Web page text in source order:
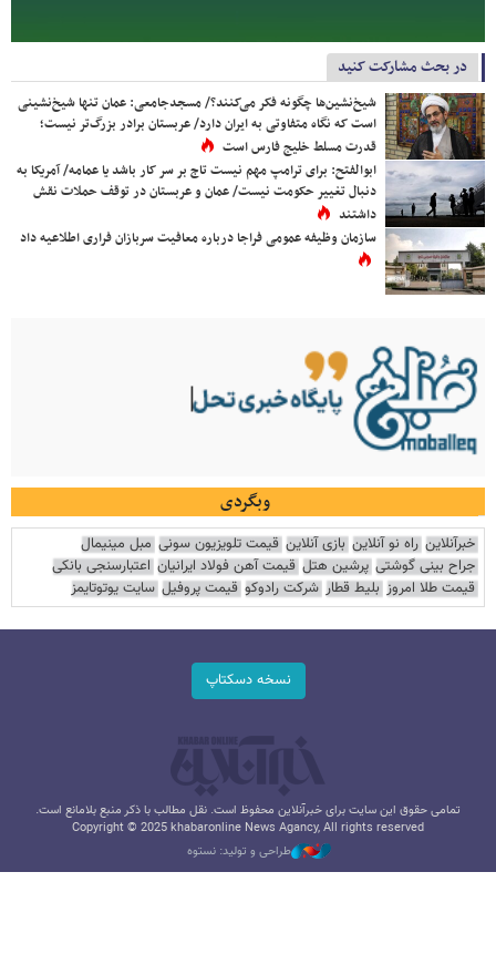
در بحث مشارکت کنید
شیخ‌نشین‌ها چگونه فکر می‌کنند؟/ مسجدجامعی: عمان تنها شیخ‌نشینی
است که نگاه متفاوتی به ایران دارد/ عربستان برادر بزرگ‌تر نیست؛
قدرت مسلط خلیج فارس است
ابوالفتح: برای ترامپ مهم نیست تاج بر سر کار باشد یا عمامه/ آمریکا به
دنبال تغییر حکومت نیست/ عمان و عربستان در توقف حملات نقش
داشتند
سازمان وظیفه عمومی فراجا درباره معافیت سربازان فراری اطلاعیه داد
وبگردی
خبرآنلاین راه نو آنلاین بازی آنلاین قیمت تلویزیون سونی مبل مینیمال
جراح بینی گوشتی پرشین هتل قیمت آهن فولاد ایرانیان اعتبارسنجی بانکی
قیمت طلا امروز بلیط قطار شرکت رادوکو قیمت پروفیل سایت یوتوتایمز
نسخه دسکتاپ
تمامی حقوق این سایت برای خبرآنلاین محفوظ است. نقل مطالب با ذکر منبع بلامانع است.
Copyright © 2025 khabaronline News Agancy, All rights reserved
طراحی و تولید: نستوه